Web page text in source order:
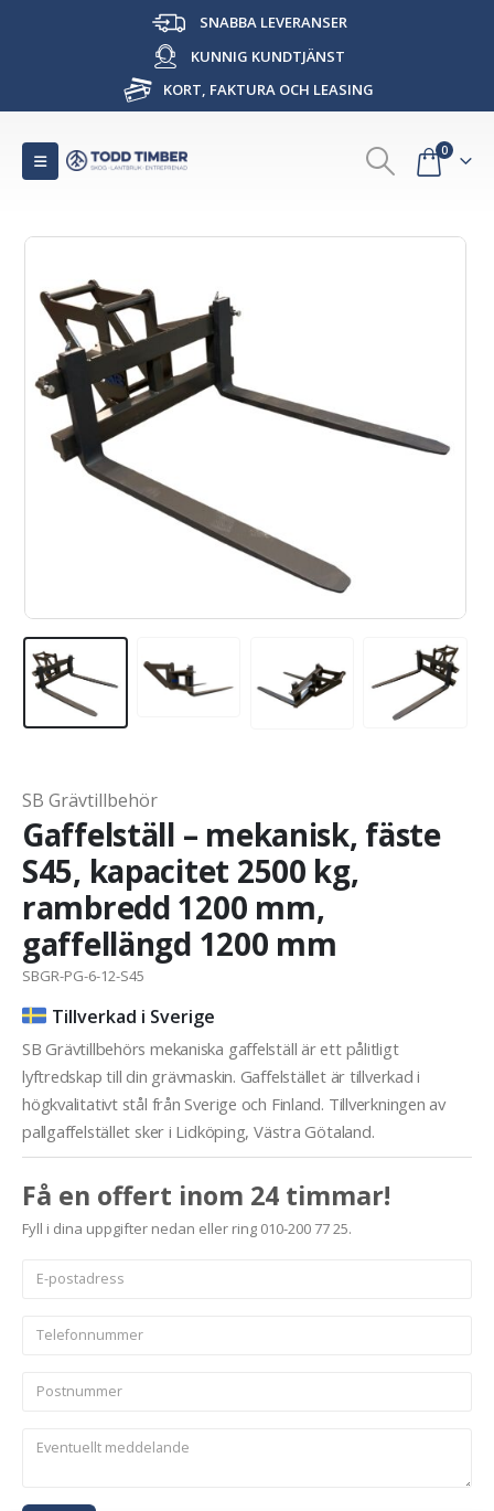
SNABBA LEVERANSER
KUNNIG KUNDTJÄNST
KORT, FAKTURA OCH LEASING
0
SB Grävtillbehör
Gaffelställ – mekanisk, fäste
S45, kapacitet 2500 kg,
rambredd 1200 mm,
gaffellängd 1200 mm
SBGR-PG-6-12-S45
Tillverkad i Sverige
SB Grävtillbehörs mekaniska gaffelställ är ett pålitligt
lyftredskap till din grävmaskin. Gaffelstället är tillverkad i
högkvalitativt stål från Sverige och Finland. Tillverkningen av
pallgaffelstället sker i Lidköping, Västra Götaland.
Få en offert inom 24 timmar!
Fyll i dina uppgifter nedan eller ring 010-200 77 25.